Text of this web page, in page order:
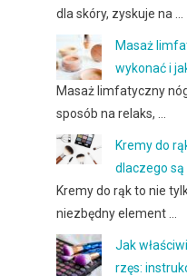
dla skóry, zyskuje na …
Masaż
wykonać i
Masaż limfatyczny
sposób na relaks, …
Kremy do
dlaczego są
Kremy do rąk to nie
niezbędny element …
Jak
rzęs: